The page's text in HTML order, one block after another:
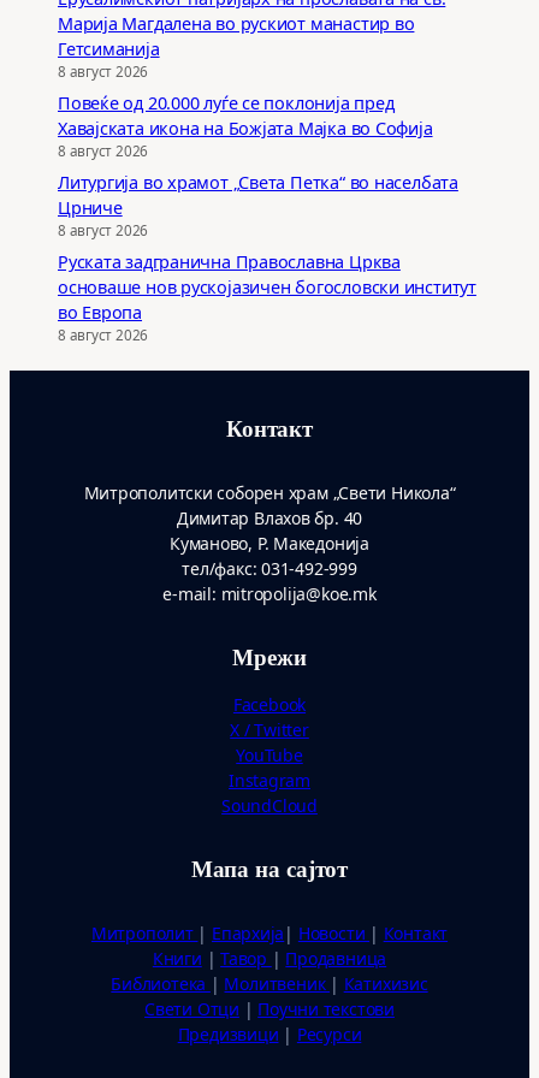
Марија Магдалена во рускиот манастир во
Гетсиманија
8 август 2026
Повеќе од 20.000 луѓе се поклонија пред
Хавајската икона на Божјата Мајка во Софија
8 август 2026
Литургија во храмот „Света Петка“ во населбата
Црниче
8 август 2026
Руската задгранична Православна Црква
основаше нов рускојазичен богословски институт
во Европа
8 август 2026
Контакт
Митрополитски соборен храм „Свети Никола“
Димитар Влахов бр. 40
Куманово, Р. Македонија
тел/факс: 031-492-999
e-mail: mitropolija@koe.mk
Мрежи
Facebook
X / Twitter
YouTube
Instagram
SoundCloud
Мапа на сајтот
Митрополит | Епархија | Новости | Контакт
Книги |Тавор | Продавница
Библиотека | Молитвеник | Катихизис
Свети Отци | Поучни текстови
Предизвици | Ресурси